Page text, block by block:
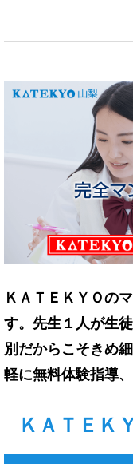
ＫＡＴＥＫＹＯの
す。先生１人が生
別だからこそきめ
軽に無料体験指導
ＫＡＴＥＫ